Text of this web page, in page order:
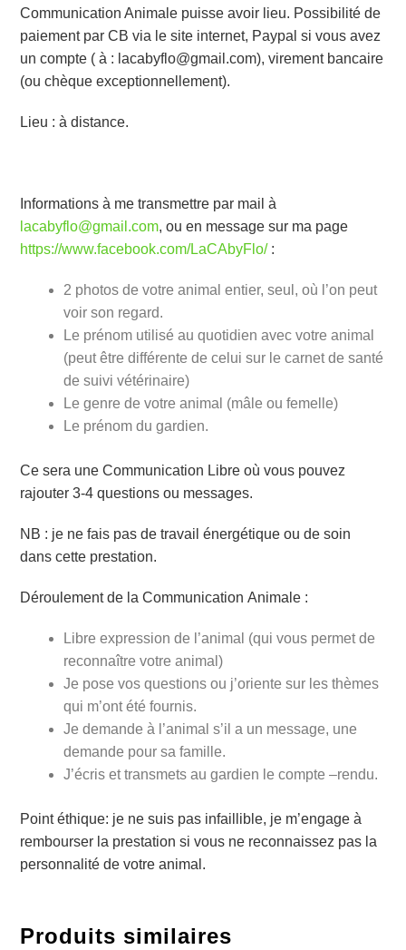
Communication Animale puisse avoir lieu. Possibilité de
paiement par CB via le site internet, Paypal si vous avez
un compte ( à : lacabyflo@gmail.com), virement bancaire
(ou chèque exceptionnellement).
Lieu : à distance.
Informations à me transmettre par mail à
lacabyflo@gmail.com, ou en message sur ma page
https://www.facebook.com/LaCAbyFlo/:
2 photos de votre animal entier, seul, où l’on peut
voir son regard.
Le prénom utilisé au quotidien avec votre animal
(peut être différente de celui sur le carnet de santé
de suivi vétérinaire)
Le genre de votre animal (mâle ou femelle)
Le prénom du gardien.
Ce sera une Communication Libre où vous pouvez
rajouter 3-4 questions ou messages.
NB : je ne fais pas de travail énergétique ou de soin
dans cette prestation.
Déroulement de la Communication Animale :
Libre expression de l’animal (qui vous permet de
reconnaître votre animal)
Je pose vos questions ou j’oriente sur les thèmes
qui m’ont été fournis.
Je demande à l’animal s’il a un message, une
demande pour sa famille.
J’écris et transmets au gardien le compte –rendu.
Point éthique: je ne suis pas infaillible, je m’engage à
rembourser la prestation si vous ne reconnaissez pas la
personnalité de votre animal.
Produits similaires